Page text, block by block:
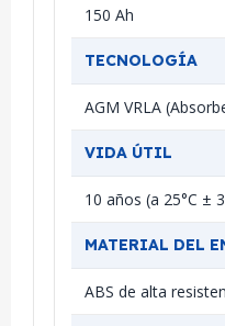
150 Ah
TECNOLOGÍA
AGM VRLA
VIDA ÚTIL
10 años (a 25°C ±
MATERIAL DEL
ABS de alta